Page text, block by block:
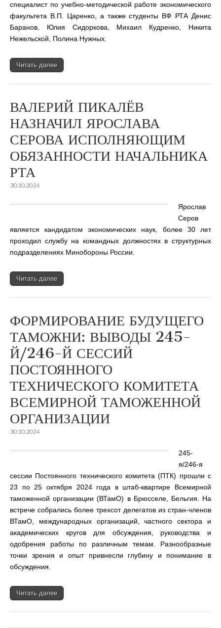
специалист по учебно-методической работе экономического
факультета В.П. Царенко, а также студенты ВФ РТА Денис
Баранов, Юлия Сидоркова, Михаил Кудренко, Никита
Нежельской, Полина Нужных.
Читать далее
ВАЛЕРИЙ ПИКАЛЁВ
НАЗНАЧИЛ ЯРОСЛАВА
СЕРОВА ИСПОЛНЯЮЩИМ
ОБЯЗАННОСТИ НАЧАЛЬНИКА
РТА
30.10.2024
Ярослав
Серов
является кандидатом экономических наук, более 30 лет
проходил службу на командных должностях в структурных
подразделениях Минобороны России.
Читать далее
ФОРМИРОВАНИЕ БУДУЩЕГО
ТАМОЖНИ: ВЫВОДЫ 245-
Й/246-Й СЕССИЙ
ПОСТОЯННОГО
ТЕХНИЧЕСКОГО КОМИТЕТА
ВСЕМИРНОЙ ТАМОЖЕННОЙ
ОРГАНИЗАЦИИ
30.10.2024
245-
я/246-я
сессии Постоянного технического комитета (ПТК) прошли с
23 по 25 октября 2024 года в штаб-квартире Всемирной
таможенной организации (ВТамО) в Брюсселе, Бельгия. На
встрече собрались более трехсот делегатов из стран-членов
ВТамО, международных организаций, частного сектора и
академических кругов для обсуждения, руководства и
одобрения работы по различным темам. Разнообразные
точки зрения и опыт привнесли глубину и понимание в
обсуждения.
Читать далее